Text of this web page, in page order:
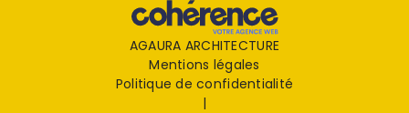
AGAURA ARCHITECTURE
Mentions légales
Politique de confidentialité
|